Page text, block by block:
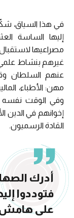
في هذا السياق،
إليها الساسة
مصراعيها
غيرهم بنشاط
عنهم السلطان
مهن: الأطباء،
وفي الوقت نفسه
إخوانهم في الدين
القادة الرسميون.
أدرك
فتوددوا
على هامش